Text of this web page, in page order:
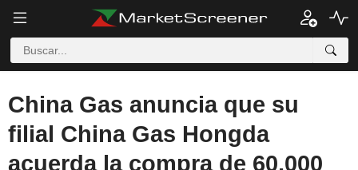
China Gas anuncia que su
filial China Gas Hongda
acuerda la compra de 60,000